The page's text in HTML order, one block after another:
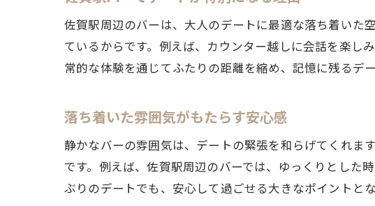
ふた
佐賀駅周辺のバーは、大人のデートに最適な落ち着いた
ているからです。例えば、カウンター越しに会話を楽し
常的な体験を通じてふたりの距離を縮め、記憶に残るデ
落ち着いた雰囲気がもたらす安心感
静かなバーの雰囲気は、デートの緊張を和らげてくれま
です。例えば、佐賀駅周辺のバーでは、ゆっくりとした
ぶりのデートでも、安心して過ごせる大きなポイントとな